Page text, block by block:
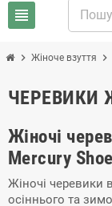
view_headline
chevron_right Жіноче взуття chevron_right
ЧЕРЕВИКИ
Жіночі
Mercury
Жіночі черевики
осіннього та